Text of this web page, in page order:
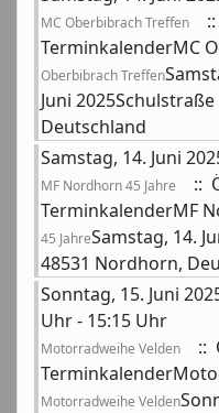
MC Oberbibrach Treffen
TerminkalenderMC
Oberbibrach Treffen
Juni
Deutschland
Samstag, 14. Juni
MF Nordhorn 45 Jahre
::
TerminkalenderMF
45 JahreSamstag, 14.
48531 Nordhorn,
Sonntag, 15. Juni
Uhr - 15:15 Uhr
Motorradweihe Velden
::
Motorradweihe Velden